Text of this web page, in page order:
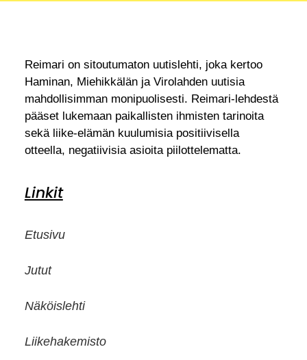
Reimari on sitoutumaton uutislehti, joka kertoo
Haminan, Miehikkälän ja Virolahden uutisia
mahdollisimman monipuolisesti. Reimari-lehdestä
pääset lukemaan paikallisten ihmisten tarinoita
sekä liike-elämän kuulumisia positiivisella
otteella, negatiivisia asioita piilottelematta.
Linkit
Etusivu
Jutut
Näköislehti
Liikehakemisto